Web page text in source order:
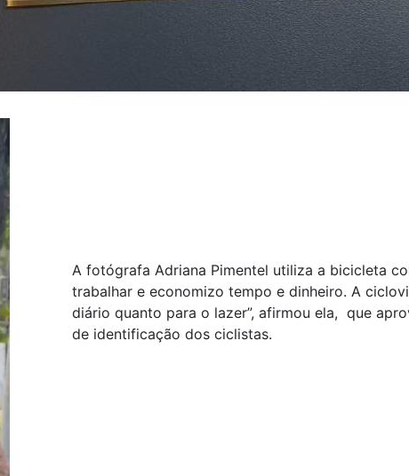
A fotógrafa Adriana Pimentel utiliza a bicicleta
trabalhar e economizo tempo e dinheiro. A
diário quanto para o lazer”, afirmou ela, que
de identificação dos ciclistas.